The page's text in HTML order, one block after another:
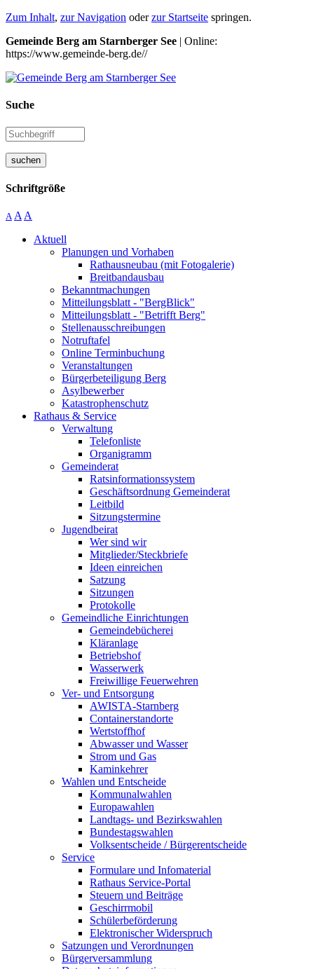
Zum Inhalt, zur Navigation oderzur Startseite springen.
Gemeinde Berg am Starnberger See | Online:
https://www.gemeinde-berg.de//
Suche
suchen
Schriftgröße
A A A
Aktuell
Planungen und Vorhaben
Rathausneubau (mit Fotogalerie)
Breitbandausbau
Bekanntmachungen
Mitteilungsblatt - "BergBlick"
Mitteilungsblatt - "Betrifft Berg"
Stellenausschreibungen
Notruftafel
Online Terminbuchung
Veranstaltungen
Bürgerbeteiligung Berg
Asylbewerber
Katastrophenschutz
Rathaus & Service
Verwaltung
Telefonliste
Organigramm
Gemeinderat
Ratsinformationssystem
Geschäftsordnung Gemeinderat
Leitbild
Sitzungstermine
Jugendbeirat
Wer sind wir
Mitglieder/Steckbriefe
Ideen einreichen
Satzung
Sitzungen
Protokolle
Gemeindliche Einrichtungen
Gemeindebücherei
Kläranlage
Betriebshof
Wasserwerk
Freiwillige Feuerwehren
Ver- und Entsorgung
AWISTA-Starnberg
Containerstandorte
Wertstoffhof
Abwasser und Wasser
Strom und Gas
Kaminkehrer
Wahlen und Entscheide
Kommunalwahlen
Europawahlen
Landtags- und Bezirkswahlen
Bundestagswahlen
Volksentscheide / Bürgerentscheide
Service
Formulare und Infomaterial
Rathaus Service-Portal
Steuern und Beiträge
Geschirrmobil
Schülerbeförderung
Elektronischer Widerspruch
Satzungen und Verordnungen
Bürgerversammlung